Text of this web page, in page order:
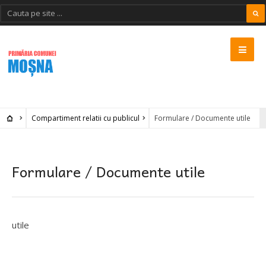
Compartiment relatii cu publicul Formulare / Documente utile
Formulare / Documente utile
utile